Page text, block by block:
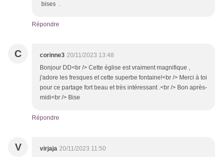
bises .
Répondre
C corinne3 20/11/2023 13:48
Bonjour DD<br /> Cette église est vraiment magnifique ,
j'adore les fresques et cette superbe fontaine!<br /> Merci à toi
pour ce partage fort beau et très intéressant .<br /> Bon après-
midi<br /> Bise
Répondre
V virjaja 20/11/2023 11:50